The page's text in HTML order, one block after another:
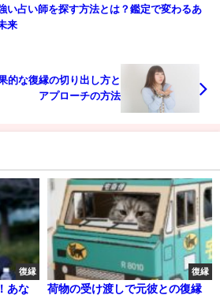
い占い師を探す方法とは？鑑定で変わるあ
来
的な復縁の切り出し方と
アプローチの方法
復縁
あな
復縁
荷物の受け渡しで元彼との復縁